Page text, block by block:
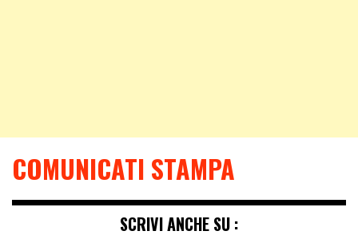
COMUNICATI STAMPA
SCRIVI ANCHE SU :